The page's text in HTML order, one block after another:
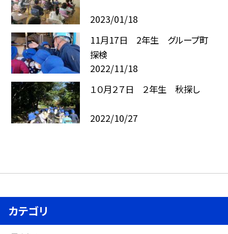
2023/01/18
11月17日 2年生 グループ町
探検
2022/11/18
１０月２７日 ２年生 秋探し
2022/10/27
カテゴリ